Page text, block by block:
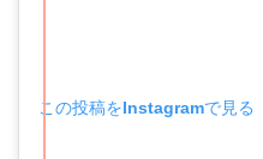
この投稿をInstagramで見る